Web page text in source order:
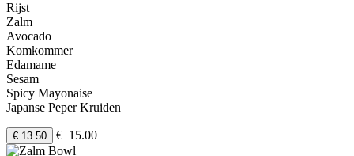
Rijst
Zalm
Avocado
Komkommer
Edamame
Sesam
Spicy Mayonaise
Japanse Peper Kruiden
€ 13.50 € 15.00